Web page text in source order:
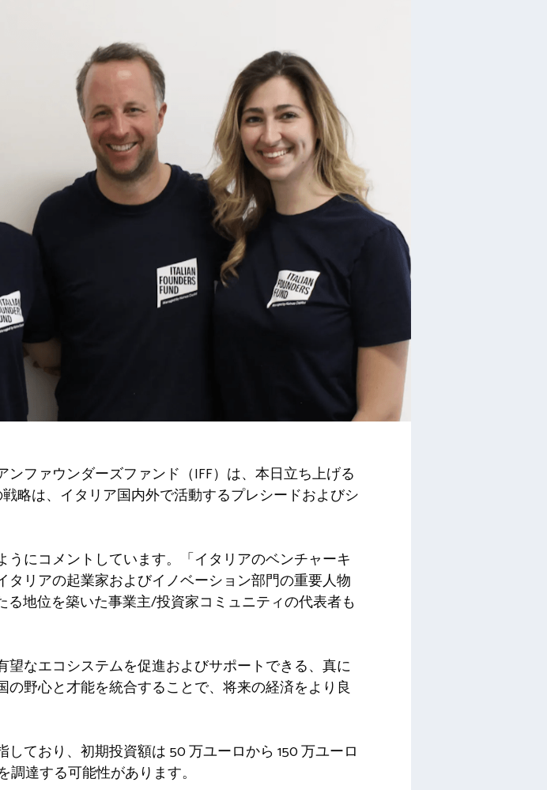
ファウンダーズファンド（IFF）は、本日立ち上げる
略は、イタリア国内外で活動するプレシードおよびシ
にコメントしています。「イタリアのベンチャーキ
リアの起業家およびイノベーション部門の重要人物
地位を築いた事業主/投資家コミュニティの代表者も
望なエコシステムを促進およびサポートできる、真に
野心と才能を統合することで、将来の経済をより良
ており、初期投資額は 50 万ユーロから 150 万ユーロ
達する可能性があります。